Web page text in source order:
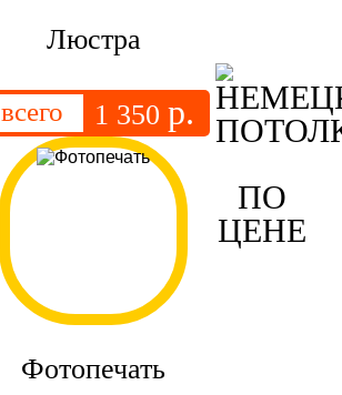
Люстра
всего 1 350 р.
Фотопечать
ПО
ЦЕНЕ